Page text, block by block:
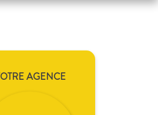
AGENCE